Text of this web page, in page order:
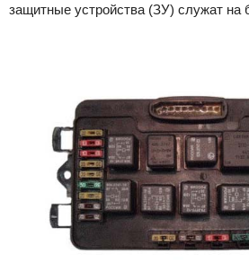
защитные устройства (ЗУ) служат на